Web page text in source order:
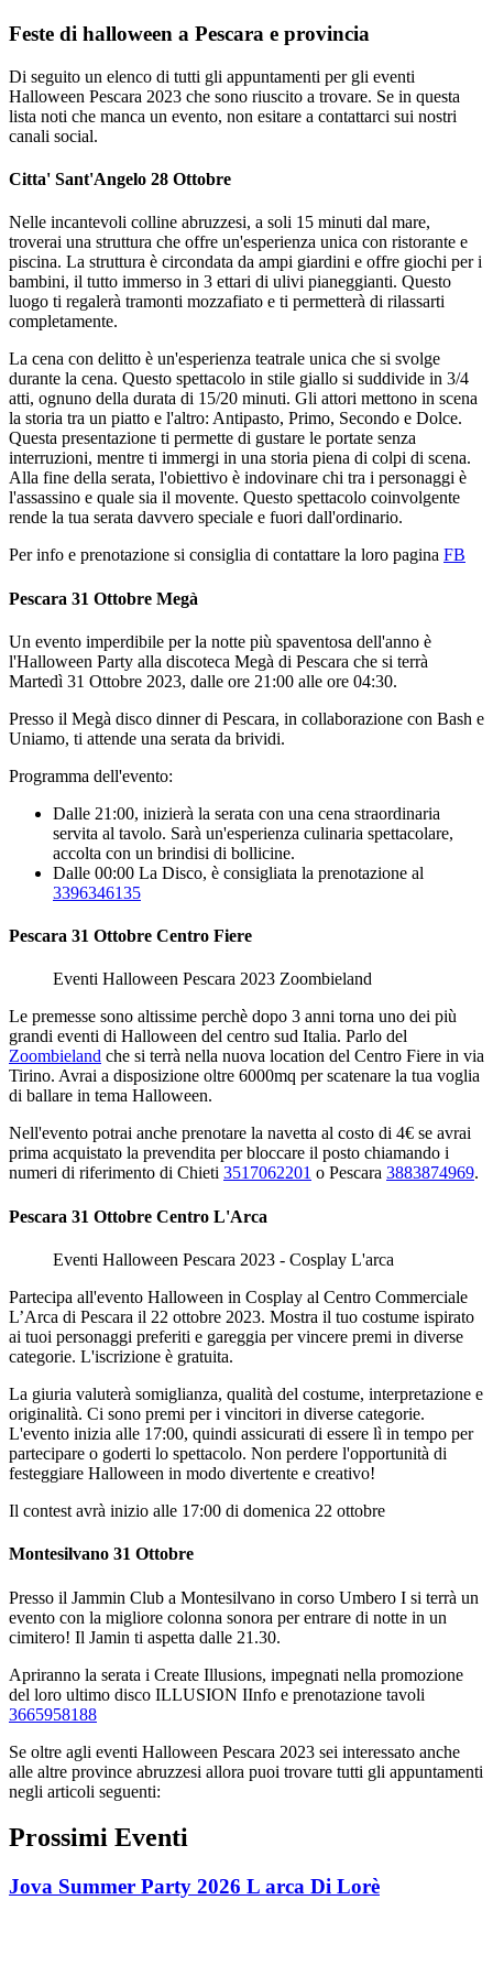
Feste di halloween a Pescara e provincia
Di seguito un elenco di tutti gli appuntamenti per gli eventi
Halloween Pescara 2023 che sono riuscito a trovare. Se in questa
lista noti che manca un evento, non esitare a contattarci sui nostri
canali social.
Citta' Sant'Angelo 28 Ottobre
Nelle incantevoli colline abruzzesi, a soli 15 minuti dal mare,
troverai una struttura che offre un'esperienza unica con ristorante e
piscina. La struttura è circondata da ampi giardini e offre giochi per i
bambini, il tutto immerso in 3 ettari di ulivi pianeggianti. Questo
luogo ti regalerà tramonti mozzafiato e ti permetterà di rilassarti
completamente.
La cena con delitto è un'esperienza teatrale unica che si svolge
durante la cena. Questo spettacolo in stile giallo si suddivide in 3/4
atti, ognuno della durata di 15/20 minuti. Gli attori mettono in scena
la storia tra un piatto e l'altro: Antipasto, Primo, Secondo e Dolce.
Questa presentazione ti permette di gustare le portate senza
interruzioni, mentre ti immergi in una storia piena di colpi di scena.
Alla fine della serata, l'obiettivo è indovinare chi tra i personaggi è
l'assassino e quale sia il movente. Questo spettacolo coinvolgente
rende la tua serata davvero speciale e fuori dall'ordinario.
Per info e prenotazione si consiglia di contattare la loro pagina FB
Pescara 31 Ottobre Megà
Un evento imperdibile per la notte più spaventosa dell'anno è
l'Halloween Party alla discoteca Megà di Pescara che si terrà
Martedì 31 Ottobre 2023, dalle ore 21:00 alle ore 04:30.
Presso il Megà disco dinner di Pescara, in collaborazione con Bash e
Uniamo, ti attende una serata da brividi.
Programma dell'evento:
Dalle 21:00, inizierà la serata con una cena straordinaria
servita al tavolo. Sarà un'esperienza culinaria spettacolare,
accolta con un brindisi di bollicine.
Dalle 00:00 La Disco, è consigliata la prenotazione al
3396346135
Pescara 31 Ottobre Centro Fiere
Eventi Halloween Pescara 2023 Zoombieland
Le premesse sono altissime perchè dopo 3 anni torna uno dei più
grandi eventi di Halloween del centro sud Italia. Parlo del
Zoombieland che si terrà nella nuova location del Centro Fiere in via
Tirino. Avrai a disposizione oltre 6000mq per scatenare la tua voglia
di ballare in tema Halloween.
Nell'evento potrai anche prenotare la navetta al costo di 4€ se avrai
prima acquistato la prevendita per bloccare il posto chiamando i
numeri di riferimento di Chieti 3517062201 o Pescara 3883874969.
Pescara 31 Ottobre Centro L'Arca
Eventi Halloween Pescara 2023 - Cosplay L'arca
Partecipa all'evento Halloween in Cosplay al Centro Commerciale
L’Arca di Pescara il 22 ottobre 2023. Mostra il tuo costume ispirato
ai tuoi personaggi preferiti e gareggia per vincere premi in diverse
categorie. L'iscrizione è gratuita.
La giuria valuterà somiglianza, qualità del costume, interpretazione e
originalità. Ci sono premi per i vincitori in diverse categorie.
L'evento inizia alle 17:00, quindi assicurati di essere lì in tempo per
partecipare o goderti lo spettacolo. Non perdere l'opportunità di
festeggiare Halloween in modo divertente e creativo!
Il contest avrà inizio alle 17:00 di domenica 22 ottobre
Montesilvano 31 Ottobre
Presso il Jammin Club a Montesilvano in corso Umbero I si terrà un
evento con la migliore colonna sonora per entrare di notte in un
cimitero! Il Jamin ti aspetta dalle 21.30.
Apriranno la serata i Create Illusions, impegnati nella promozione
del loro ultimo disco ILLUSION IInfo e prenotazione tavoli
3665958188
Se oltre agli eventi Halloween Pescara 2023 sei interessato anche
alle altre province abruzzesi allora puoi trovare tutti gli appuntamenti
negli articoli seguenti:
Prossimi Eventi
Jova Summer Party 2026 L arca Di Lorè